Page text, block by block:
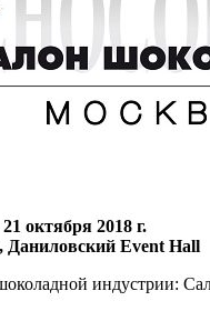
октября 2018 г.
Даниловский Event Hall
индустрии: